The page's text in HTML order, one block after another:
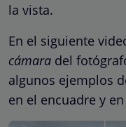
la vista.
En el siguiente
cámara del
algunos ejemplos
en el encuadre y